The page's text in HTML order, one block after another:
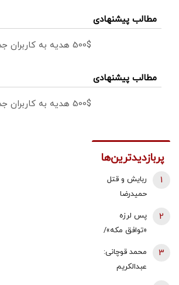
مطالب پیشنهادی
500$ هدیه به کاربران جدید،ثبت نام کن
مطالب پیشنهادی
500$ هدیه به کاربران جدید،ثبت نام کن
پربازدیدترین‌ها
ربایش و قتل
حمیدرضا
شد/ ارسال
ویدئویی از
لحظه قتل او
برای
1
پس لرزه
«توافق مکه»/
داد: بر علیه
ایران نیست
2
محمد قوچانی:
عبدالکریم
3